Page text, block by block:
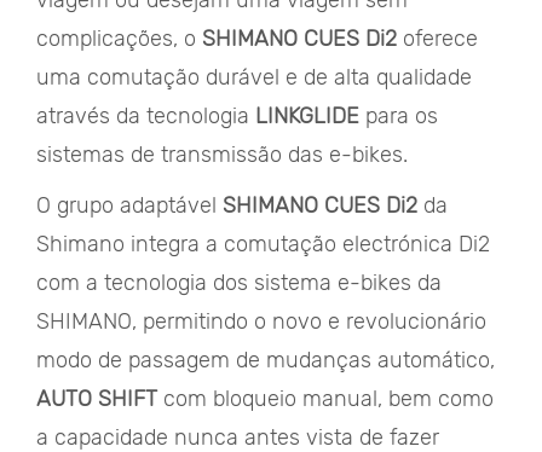
complicações, o SHIMANO CUES Di2 oferece
uma comutação durável e de alta qualidade
através da tecnologia LINKGLIDE para os
sistemas de transmissão das e-bikes.
O grupo adaptável SHIMANO CUES Di2 da
Shimano integra a comutação electrónica Di2
com a tecnologia dos sistema e-bikes da
SHIMANO, permitindo o novo e revolucionário
modo de passagem de mudanças automático,
AUTO SHIFTcom bloqueio manual, bem como
a capacidade nunca antes vista de fazer